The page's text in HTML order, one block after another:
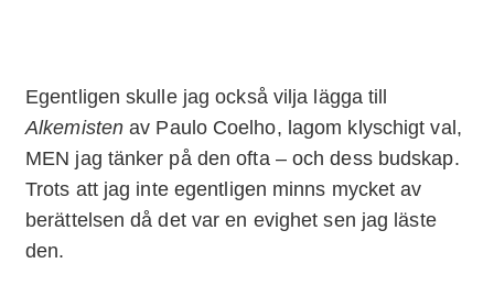
Egentligen skulle jag också vilja lägga till
Alkemisten av Paulo Coelho, lagom klyschigt val,
MEN jag tänker på den ofta – och dess budskap.
Trots att jag inte egentligen minns mycket av
berättelsen då det var en evighet sen jag läste
den.